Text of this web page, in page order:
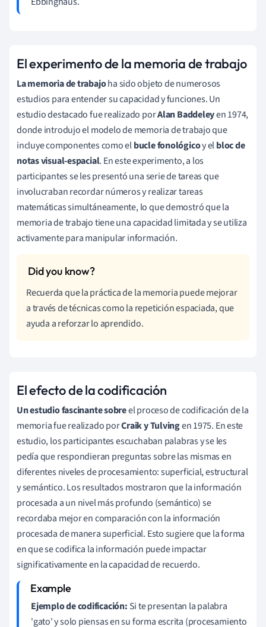
El experimento de la memoria de trabajo
La memoria de trabajoha sido objeto de numerosos
estudios para entender su capacidad y funciones. Un
estudio destacado fue realizado porAlan Baddeleyen 1974,
donde introdujo el modelo de memoria de trabajo que
incluye componentes como elbucle fonológicoy elbloc de
notas visual-espacial. En este experimento, a los
participantes se les presentó una serie de tareas que
involucraban recordar números y realizar tareas
matemáticas simultáneamente, lo que demostró que la
memoria de trabajo tiene una capacidad limitada y se utiliza
activamente para manipular información.
Recuerda que la práctica de la memoria puede mejorar
a través de técnicas como la repetición espaciada, que
ayuda a reforzar lo aprendido.
El efecto de la codificación
Un estudio fascinante sobreel proceso de codificación de la
memoria fue realizado porCraik y Tulvingen 1975. En este
estudio, los participantes escuchaban palabras y se les
pedía que respondieran preguntas sobre las mismas en
diferentes niveles de procesamiento: superficial, estructural
y semántico. Los resultados mostraron que la información
procesada a un nivel más profundo (semántico) se
recordaba mejor en comparación con la información
procesada de manera superficial. Esto sugiere que la forma
en que se codifica la información puede impactar
significativamente en la capacidad de recuerdo.
Ejemplo de codificación: Si te presentan la palabra
'gato' y solo piensas en su forma escrita (procesamiento